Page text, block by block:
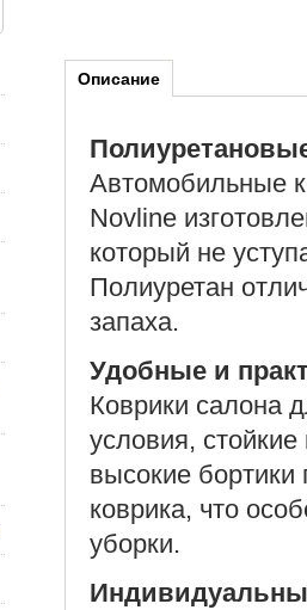
Описание
Автомобильные
Novline
который не
Полиуретан
запаха.
Удобные и
Коврики салона
условия,
высокие бортики
коврика, что
уборки.